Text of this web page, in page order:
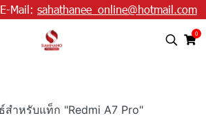
E-Mail: sahathanee_online@hotmail.com
0
สำหรับแท็ก "Redmi A7 Pro"